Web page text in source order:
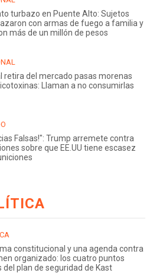
turbazo en Puente Alto: Sujetos
con armas de fuego a familia y
más de un millón de pesos
retira del mercado pasas morenas
Llaman a no consumirlas
Falsas!": Trump arremete contra
sobre que EE.UU tiene escasez
constitucional y una agenda contra
organizado: los cuatro puntos
del plan de seguridad de Kast